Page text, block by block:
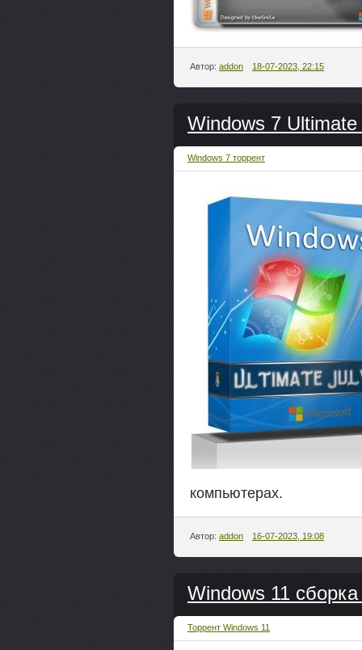
Автор: addon 18-07-2023, 22:15
Windows 7
Windows 7 торрент
компьютерах.
Автор: addon 16-07-2023, 19:08
Windows 11
Торрент Windows 11